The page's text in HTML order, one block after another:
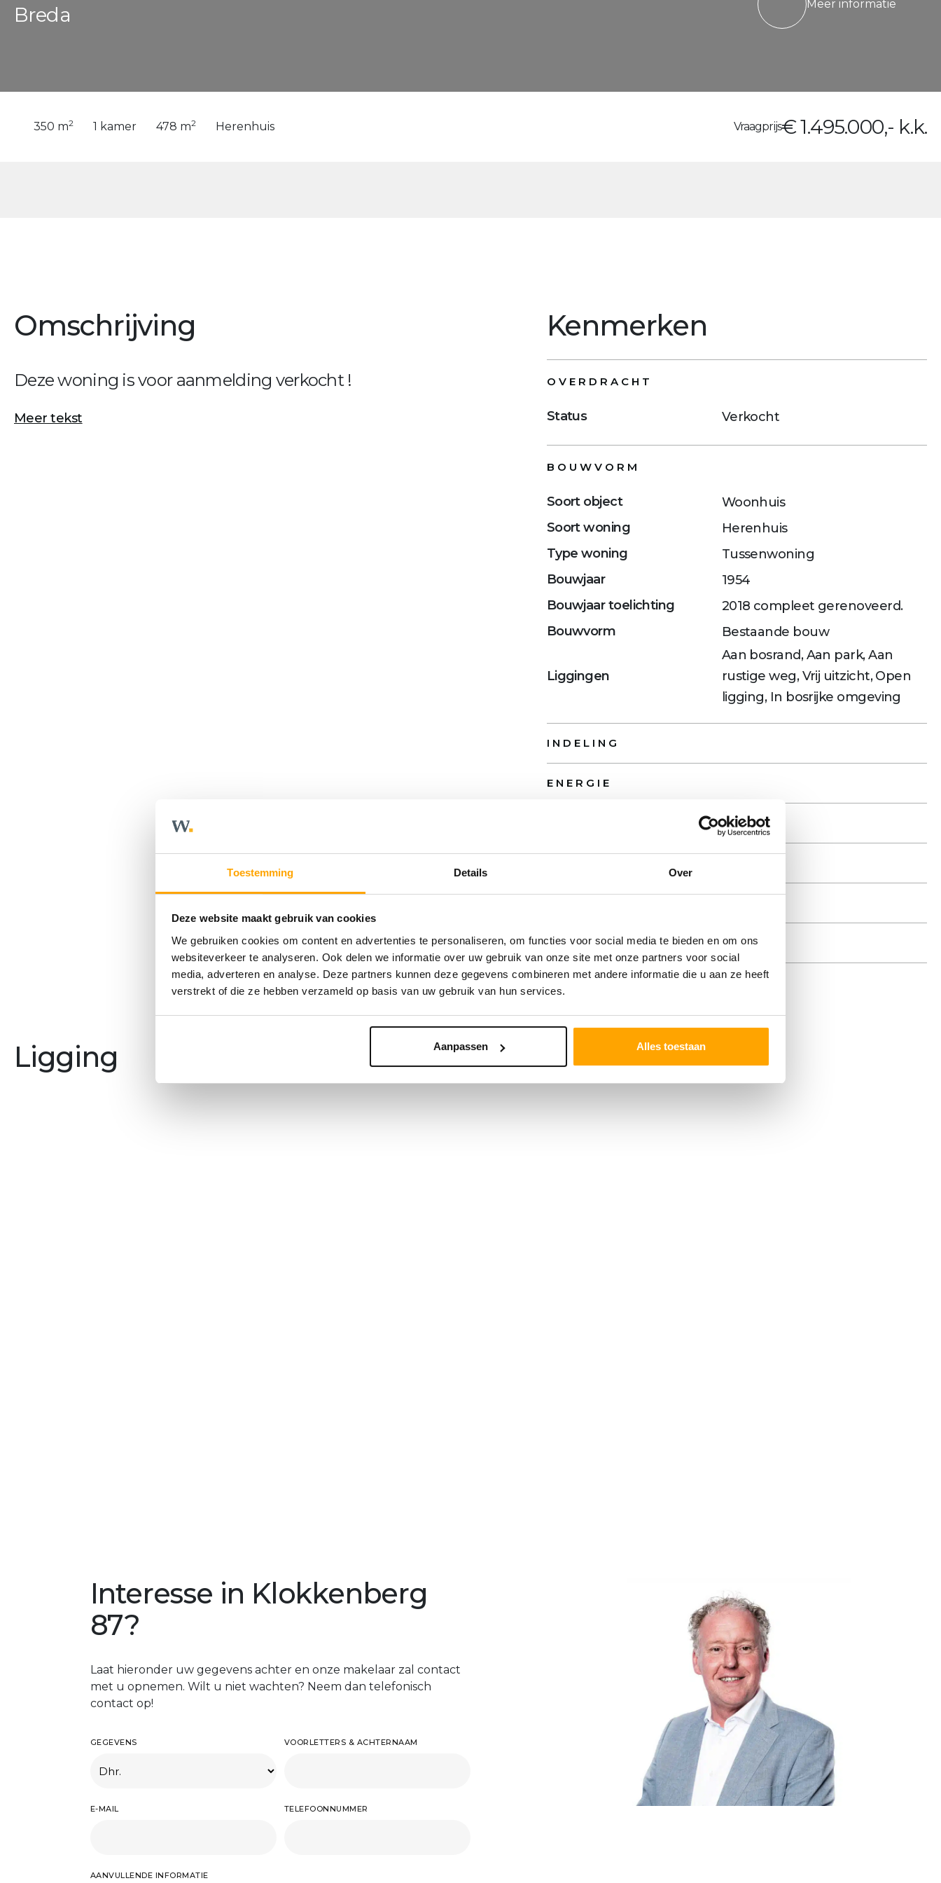
Toestemming Details Over
Deze website maakt gebruik van cookies
We gebruiken cookies om content en advertenties te personaliseren, om functies voor social media te bieden en om ons
websiteverkeer te analyseren. Ook delen we informatie over uw gebruik van onze site met onze partners voor social
media, adverteren en analyse. Deze partners kunnen deze gegevens combineren met andere informatie die u aan ze heeft
verstrekt of die ze hebben verzameld op basis van uw gebruik van hun services.
Aanpassen Alles toestaan
Breda Meer informatie
350 m2 1 kamer 478 m2 Herenhuis Vraagprijs€ 1.495.000,- k.k.
Omschrijving
Deze woning is voor aanmelding verkocht !
Meer tekst
Kenmerken
OVERDRACHT
Status Verkocht
BOUWVORM
Soort object
Woonhuis
Soort woning
Herenhuis
Type woning
Tussenwoning
Bouwjaar
1954
Bouwjaar toelichting
2018 compleet gerenoveerd.
Bouwvorm
Bestaande bouw
Liggingen
Aan bosrand, Aan park, Aan
rustige weg, Vrij uitzicht, Open
ligging, In bosrijke omgeving
INDELING
ENERGIE
OVERIGE
Ligging
Interesse in Klokkenberg
87?
Laat hieronder uw gegevens achter en onze makelaar zal contact
met u opnemen. Wilt u niet wachten? Neem dan telefonisch
contact op!
GEGEVENS VOORLETTERS & ACHTERNAAM
E-MAIL TELEFOONNUMMER
AANVULLENDE INFORMATIE